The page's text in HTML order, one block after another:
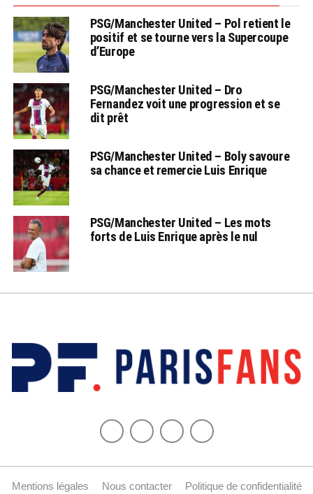
PSG/Manchester United – Pol retient le
positif et se tourne vers la Supercoupe
d’Europe
PSG/Manchester United – Dro
Fernandez voit une progression et se
dit prêt
PSG/Manchester United – Boly savoure
sa chance et remercie Luis Enrique
PSG/Manchester United – Les mots
forts de Luis Enrique après le nul
Mentions légales Nous contacter Politique de confidentialité